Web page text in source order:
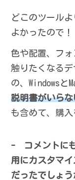
どこのツール
よかったので！
色や配置、フォ
触りたくなるデ
の、Windowsと
説明書がいら
も含めて、購入
- コメントに
用にカスタマ
だったでしょう